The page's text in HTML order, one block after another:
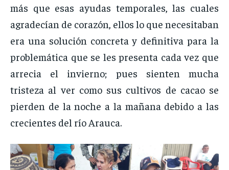
más que esas ayudas temporales, las cuales
agradecían de corazón, ellos lo que necesitaban
era una solución concreta y definitiva para la
problemática que se les presenta cada vez que
arrecia el invierno; pues sienten mucha
tristeza al ver como sus cultivos de cacao se
pierden de la noche a la mañana debido a las
crecientes del río Arauca.